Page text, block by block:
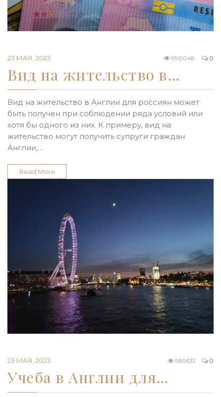
23 МАЯ, 2023 0
990048
Вид на жительство в…
Вид на жительство в Англии для россиян может
быть получен при соблюдении ряда условий или
хотя бы одного из них. К примеру, вид на
жительство могут получить супруги граждан
Англии,…
Read More
23 МАЯ, 2023 0
989631
Учеба в Англии для…